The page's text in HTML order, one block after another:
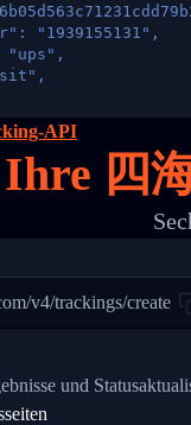
"1939155131",
"ups",
2,
Facility
03-06 15:28:00",
"Shipment
API
四
v4/trackings/create
und